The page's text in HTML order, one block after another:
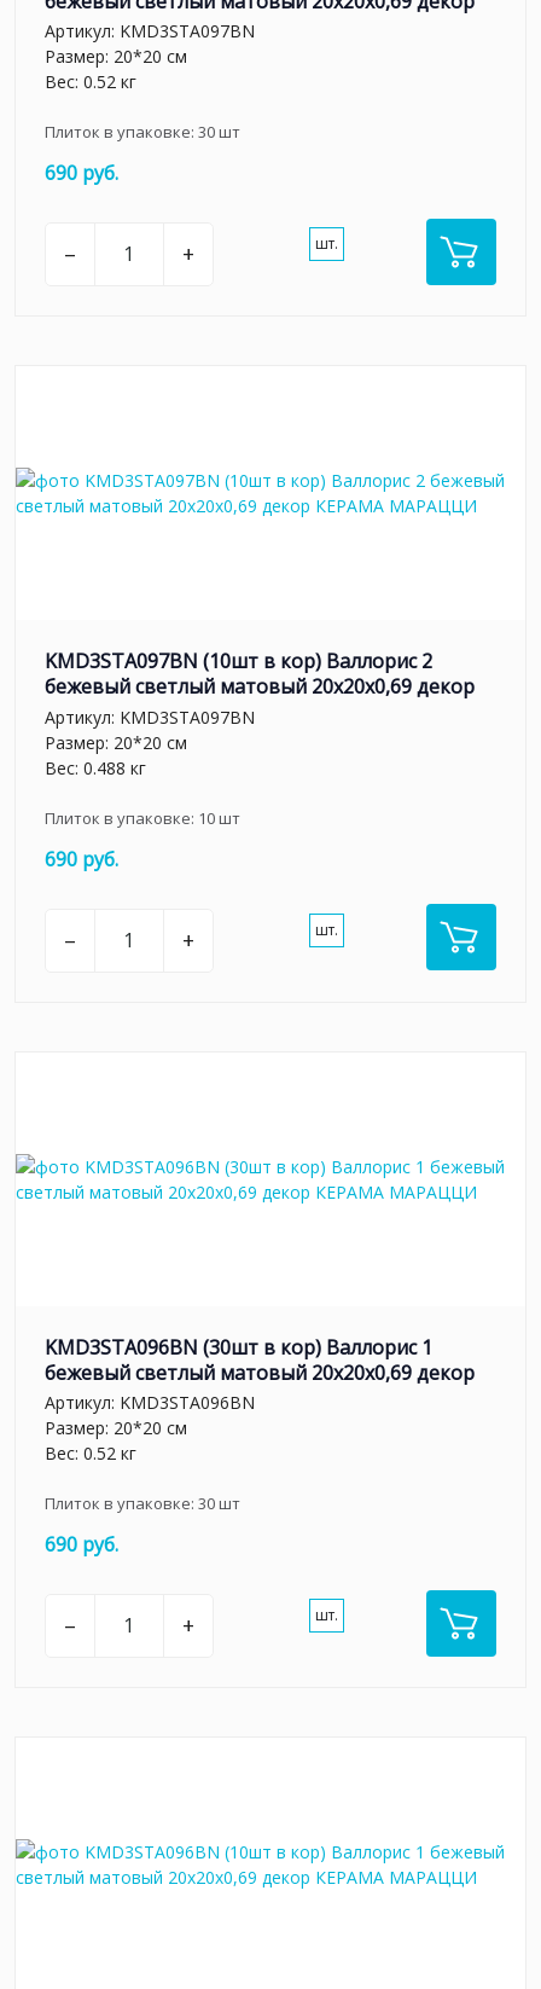
Артикул: KMD3STA097BN
Размер: 20*20 см
Вес: 0.52 кг
Плиток в упаковке: 30шт
690 руб.
– + шт.
KMD3STA097BN (10шт в кор) Валлорис 2
бежевый светлый матовый 20x20x0,69 декор
Артикул: KMD3STA097BN
Размер: 20*20 см
Вес: 0.488 кг
Плиток в упаковке: 10шт
690 руб.
– + шт.
KMD3STA096BN (30шт в кор) Валлорис 1
бежевый светлый матовый 20x20x0,69 декор
Артикул: KMD3STA096BN
Размер: 20*20 см
Вес: 0.52 кг
Плиток в упаковке: 30шт
690 руб.
– + шт.